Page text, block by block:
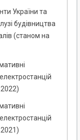
України та
будівництва
(станом на